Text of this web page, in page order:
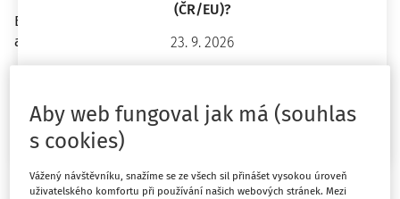
(ČR/EU)?
23. 9. 2026
Chci více informací
Bezpečnosntí technik ve společnosti BONATRANS GROUP
a.s.
Počet vyhledaných dokumentů:
Řadit podle:
Aby web fungoval jak má (souhlas
s cookies)
Vážený návštěvníku, snažíme se ze všech sil přinášet vysokou úroveň
uživatelského komfortu při používání našich webových stránek. Mezi